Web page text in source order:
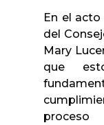
En el
del
Mary
que